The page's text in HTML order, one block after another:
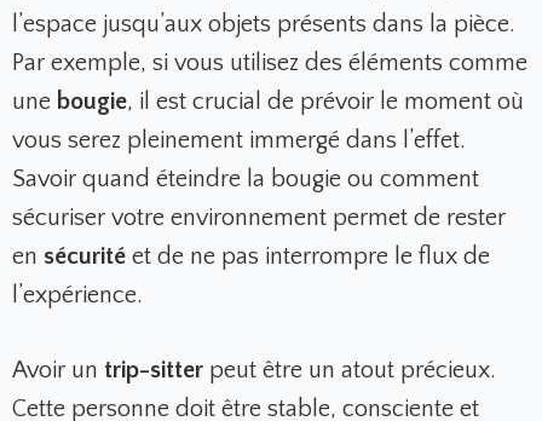
l’espace jusqu’aux objets présents dans la pièce.
Par exemple, si vous utilisez des éléments comme
une bougie, il est crucial de prévoir le moment où
vous serez pleinement immergé dans l’effet.
Savoir quand éteindre la bougie ou comment
sécuriser votre environnement permet de rester
en sécurité et de ne pas interrompre le flux de
l’expérience.
Avoir un trip-sitter peut être un atout précieux.
Cette personne doit être stable, consciente et